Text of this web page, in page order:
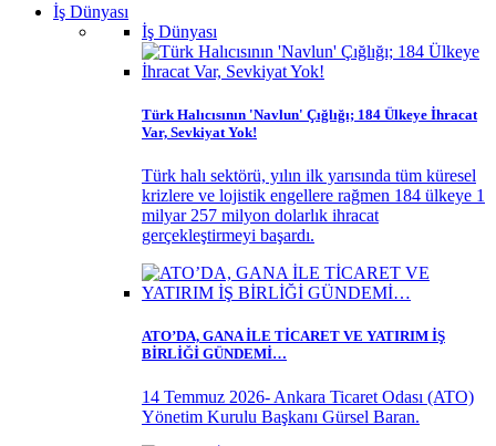
İş Dünyası
İş Dünyası
Türk Halıcısının 'Navlun' Çığlığı; 184 Ülkeye İhracat
Var, Sevkiyat Yok!
Türk halı sektörü, yılın ilk yarısında tüm küresel
krizlere ve lojistik engellere rağmen 184 ülkeye 1
milyar 257 milyon dolarlık ihracat
gerçekleştirmeyi başardı.
ATO’DA, GANA İLE TİCARET VE YATIRIM İŞ
BİRLİĞİ GÜNDEMİ…
14 Temmuz 2026- Ankara Ticaret Odası (ATO)
Yönetim Kurulu Başkanı Gürsel Baran.